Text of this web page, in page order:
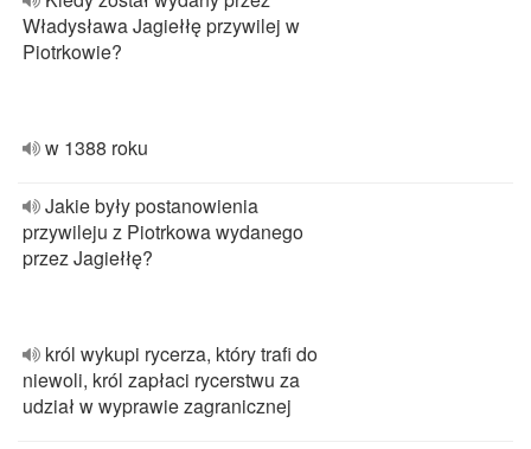
Władysława Jagiełłę przywilej w
Piotrkowie?
w 1388 roku
Jakie były postanowienia
przywileju z Piotrkowa wydanego
przez Jagiełłę?
król wykupi rycerza, który trafi do
niewoli, król zapłaci rycerstwu za
udział w wyprawie zagranicznej